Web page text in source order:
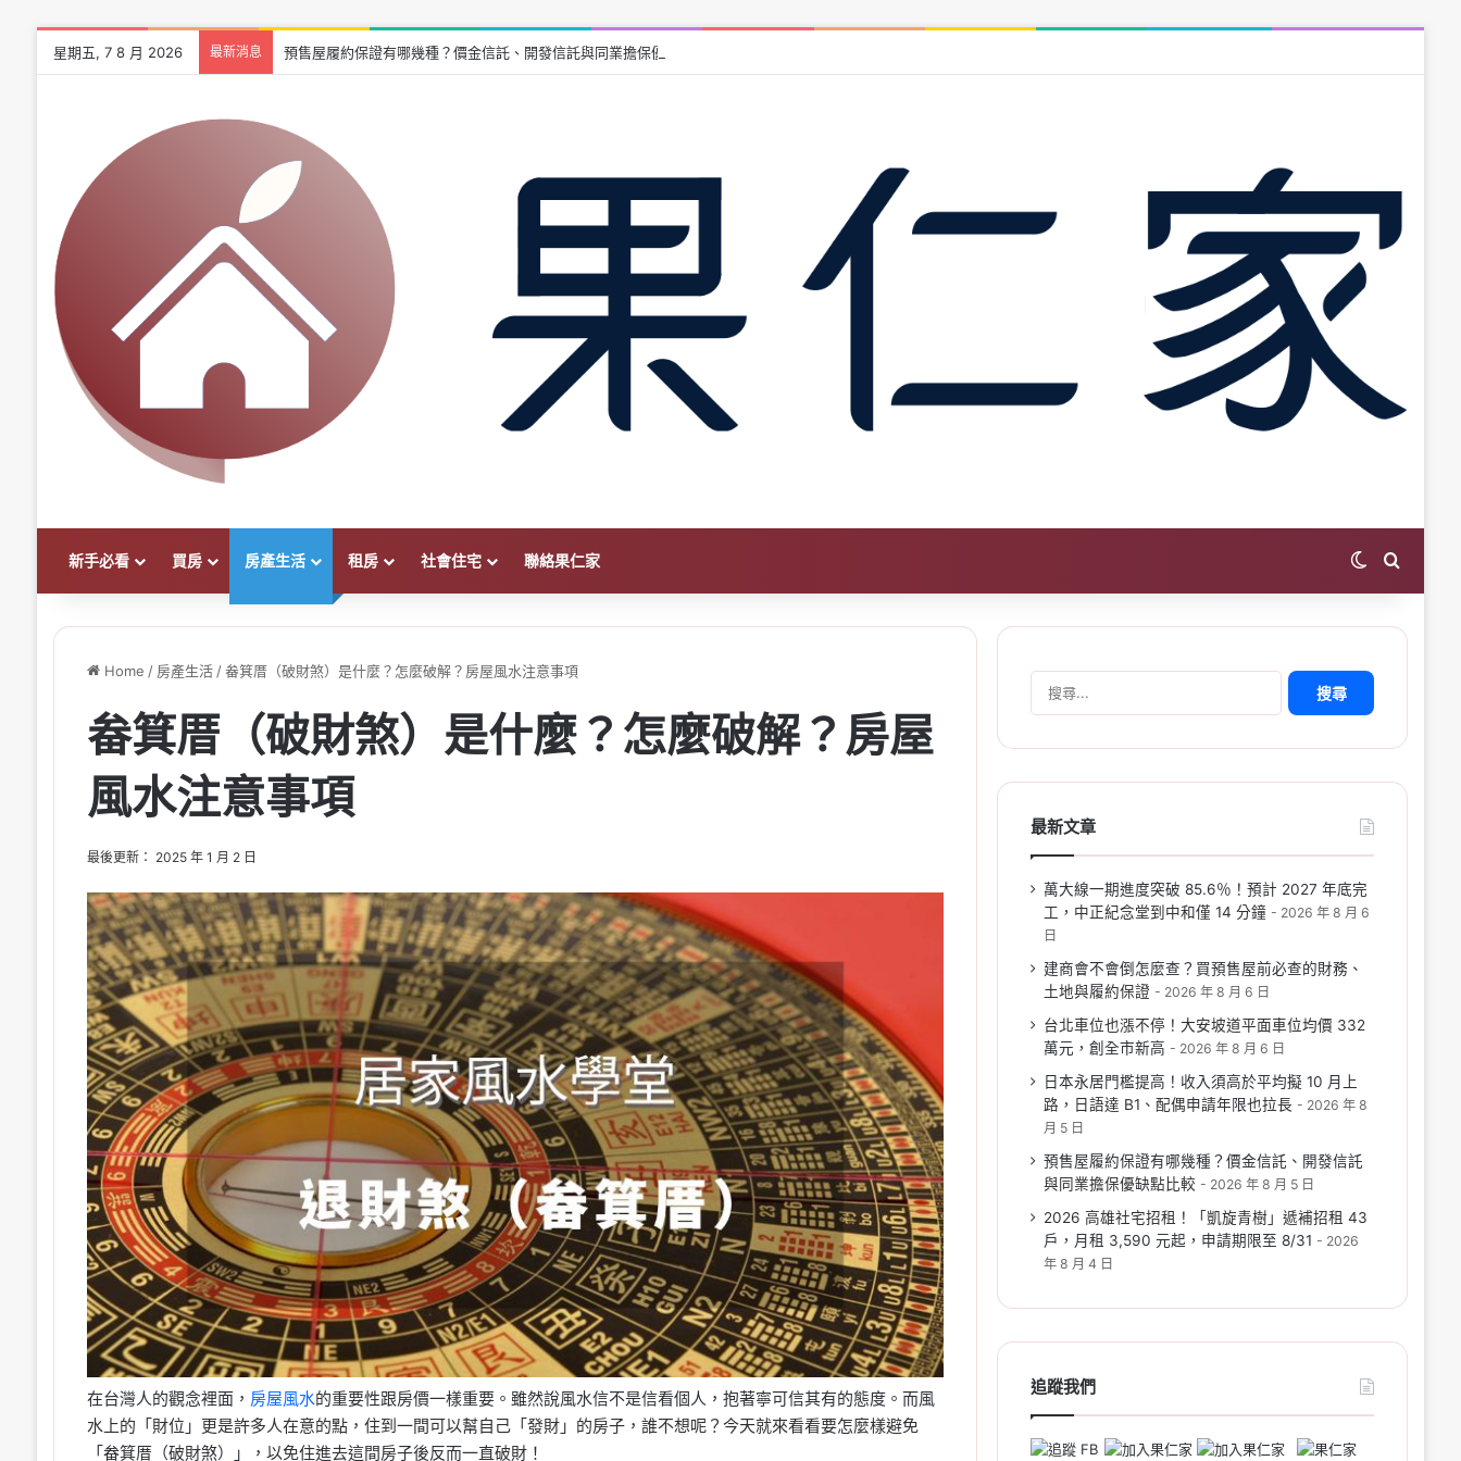
星期五, 7 8 月 2026 最新消息 預售屋履約保證有哪幾種？價金信託、開發信託與同業擔保優缺點比較
新手必看 買房 房產生活 租房 社會住宅 聯絡果仁家 Switch skin
Home / 房產生活 / 畚箕厝（破財煞）是什麼？怎麼破解？房屋風水注意事項
畚箕厝（破財煞）是什麼？怎麼破解？房屋
風水注意事項
最後更新： 2025 年 1 月 2 日
在台灣人的觀念裡面， 房屋風水的重要性跟房價一樣重要。雖然說風水信不是信看個人，抱著寧可信其有的態度。而風
水上的「財位」更是許多人在意的點，住到一間可以幫自己「發財」的房子，誰不想呢？今天就來看看要怎麼樣避免
「畚箕厝（破財煞）」，以免住進去這間房子後反而一直破財！
搜
尋
鍵
最新文章
萬大線一期進度突破 85.6％！預計 2027 年底完
工，中正紀念堂到中和僅 14 分鐘
2026 年 8 月 6
日
建商會不會倒怎麼查？買預售屋前必查的財務、
土地與履約保證
2026 年 8 月 6 日
台北車位也漲不停！大安坡道平面車位均價 332
萬元，創全市新高
2026 年 8 月 6 日
日本永居門檻提高！收入須高於平均擬 10 月上
路，日語達 B1、配偶申請年限也拉長
2026 年 8
月 5 日
預售屋履約保證有哪幾種？價金信託、開發信託
與同業擔保優缺點比較
2026 年 8 月 5 日
2026 高雄社宅招租！「凱旋青樹」遞補招租 43
戶，月租 3,590 元起，申請期限至 8/31
2026
年 8 月 4 日
追蹤我們